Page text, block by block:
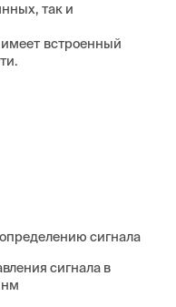
так и
встроенный
сигнала
сигнала в
нм